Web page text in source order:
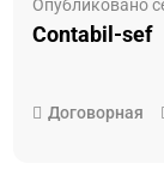
Опубликовано
Contabil-sef
Договорная